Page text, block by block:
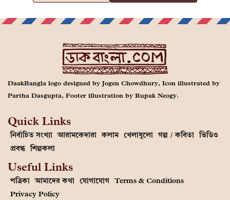
DaakBangla logo designed by Jogen Chowdhury, Icon illustrated by
Partha Dasgupta, Footer illustration by Rupak Neogy.
Quick Links
নির্বাচিত সংখ্যা আরামকেদারা কলাম খেলাধুলো গল্প / কবিতা ভিডিও
প্রবন্ধ শিল্পকলা
Useful Links
পত্রিকা আমাদের কথা যোগাযোগ Terms & Conditions
Privacy Policy